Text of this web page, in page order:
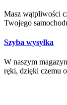
Masz wątpliwości
Twojego
Szyba wysyłka
W naszym
ręki, dzięki czemu